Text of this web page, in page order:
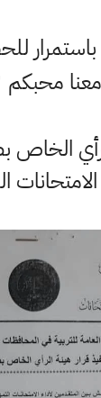
الخاص
الامتحانات